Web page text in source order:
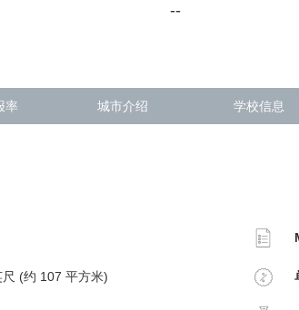
--
率 城市介绍 学校信息
(约 107 平方米)